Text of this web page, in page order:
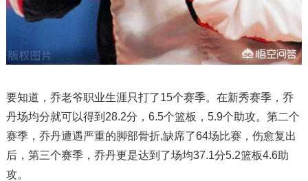
要知道，乔老爷职业生涯只打了15个赛季。在新秀赛季，乔
丹场均分就可以得到28.2分，6.5个篮板，5.9个助攻。第二个
赛季，乔丹遭遇严重的脚部骨折,缺席了64场比赛，伤愈复出
后，第三个赛季，乔丹更是达到了场均37.1分5.2篮板4.6助
攻。